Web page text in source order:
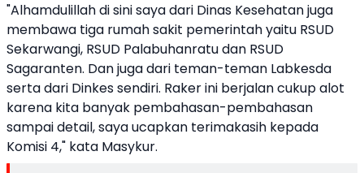
"Alhamdulillah di sini saya dari Dinas Kesehatan juga
membawa tiga rumah sakit pemerintah yaitu RSUD
Sekarwangi, RSUD Palabuhanratu dan RSUD
Sagaranten. Dan juga dari teman-teman Labkesda
serta dari Dinkes sendiri. Raker ini berjalan cukup alot
karena kita banyak pembahasan-pembahasan
sampai detail, saya ucapkan terimakasih kepada
Komisi 4," kata Masykur.